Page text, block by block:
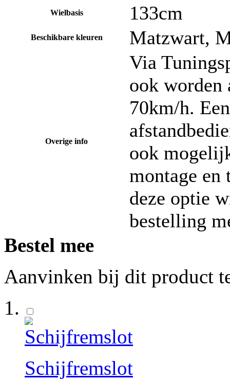
Wielbasis 133cm
Beschikbare kleuren Matzwart,
Overige info
Via
ook worden
70km/h.
ook
montage
deze optie
bestelling
Bestel mee
Aanvinken bij dit product
Schijfremslot